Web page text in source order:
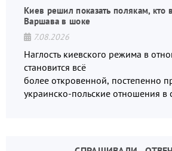
Киев решил показать полякам, кто
Варшава в шоке
7.08.2026
Наглость киевского режима в
становится всё
более откровенной, постепенно
украинско-польские отношения в